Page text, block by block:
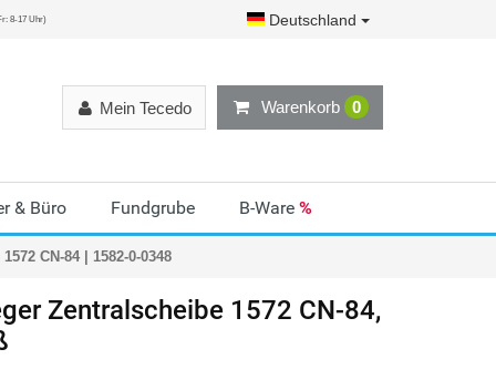
8-17 Uhr) Deutschland
Warenkorb 0
Mein Tecedo
& Büro Fundgrube B-Ware %
CN-84 | 1582-0-0348
Zentralscheibe 1572 CN-84,